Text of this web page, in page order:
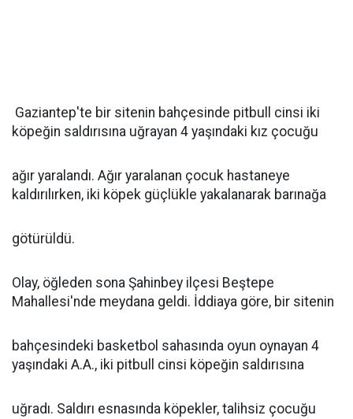
Gaziantep'te bir sitenin bahçesinde pitbull cinsi iki
köpeğin saldırısına uğrayan 4 yaşındaki kız çocuğu
ağır yaralandı. Ağır yaralanan çocuk hastaneye
kaldırılırken, iki köpek güçlükle yakalanarak barınağa
götürüldü.
Olay, öğleden sona Şahinbey ilçesi Beştepe
Mahallesi'nde meydana geldi. İddiaya göre, bir sitenin
bahçesindeki basketbol sahasında oyun oynayan 4
yaşındaki A.A., iki pitbull cinsi köpeğin saldırısına
uğradı. Saldırı esnasında köpekler, talihsiz çocuğu